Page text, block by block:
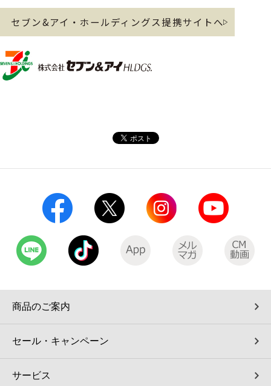
セブン&アイ・ホールディングス提携サイトへ
商品のご案内
セール・キャンペーン
サービス